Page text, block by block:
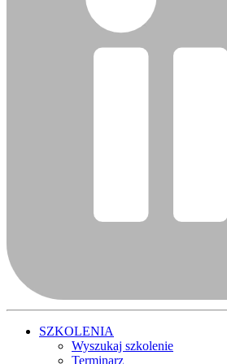
SZKOLENIA
Wyszukaj szkolenie
Terminarz